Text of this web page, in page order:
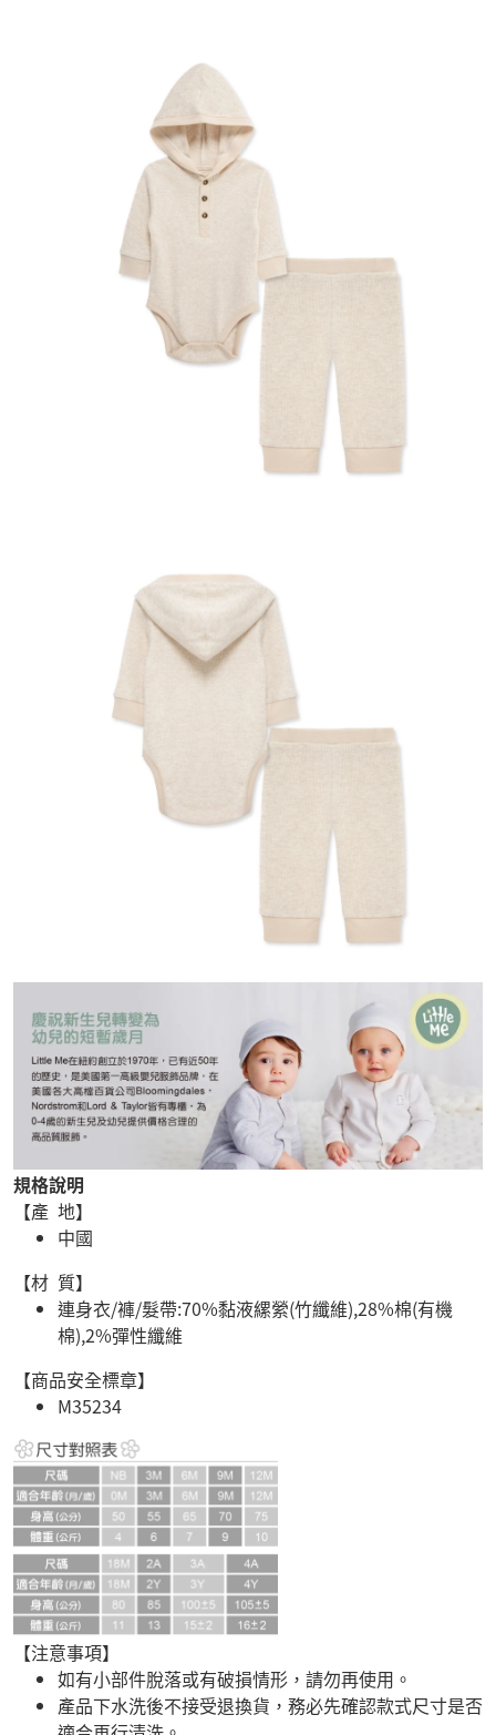
規格說明
【產 地】
中國
【材 質】
連身衣/褲/髮帶:70%黏液縲縈(竹纖維),28%棉(有機
棉),2%彈性纖維
【商品安全標章】
M35234
【注意事項】
如有小部件脫落或有破損情形，請勿再使用。
產品下水洗後不接受退換貨，務必先確認款式尺寸是否